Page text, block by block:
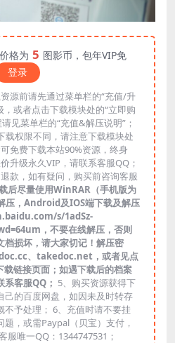
格为 5 图影币，包年VIP免
登录
源前请先通过菜单栏的“充值/升
或者点击下载模块处的“立即购
见菜单栏的“充值&解压说明”；
载权限不同，请注意下载模块处
免费下载本站90%资源，终身
升级永久VIP，请联系客服QQ；
款，如有疑问，购买前咨询客服
后尽量使用WinRAR（手机版为
压，Android及IOS端下载及解压
s/1adSz-
，不要在线解压，否则
档损坏，请大家切记！解压密
、takedoc.net，或者见点
载链接页面；如遇下载后的档案
客服QQ； 5、购买资源获得下
己的百度网盘，如因未及时转存
不予处理； 6、充值时请不要挂
，或需Paypal（贝宝）支付，
服唯一QQ：1344747531；